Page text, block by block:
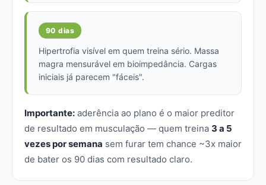
90 dias
Hipertrofia visível em quem treina sério. Massa
magra mensurável em bioimpedância. Cargas
iniciais já parecem "fáceis".
Importante: aderência ao plano é o maior preditor
de resultado em musculação — quem treina 3 a 5
vezes por semana sem furar tem chance ~3x maior
de bater os 90 dias com resultado claro.